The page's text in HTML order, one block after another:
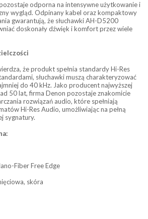
odporna na intensywne użytkowanie i
wygląd. Odpinany kabel oraz kompaktowy
gwarantują, że słuchawki AH-D5200
doskonały dźwięk i komfort przez wiele
że produkt spełnia standardy Hi-Res
słuchawki muszą charakteryzować
do 40 kHz. Jako producent najwyższej
50 lat, firma Denon pozostaje znakomicie
rozwiązań audio, które spełniają
Hi-Res Audio, umożliwiając na pełną
sygnatury.
Fiber Free Edge
skóra